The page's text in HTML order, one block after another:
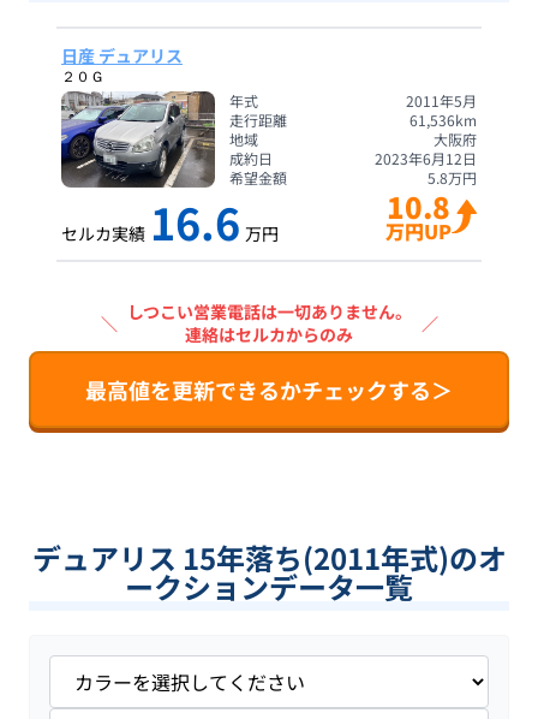
日産 デュアリス
２０Ｇ
年式
2011年5月
走行距離
61,536km
地域
大阪府
成約日
2023年6月12日
希望金額
5.8万円
セルカ実績 16.6 万円
10.8
万円UP
＼ しつこい営業電話は一切ありません。
連絡はセルカからのみ
／
最高値を更新できるかチェックする＞
デュアリス 15年落ち(2011年式)のオ
ークションデータ一覧